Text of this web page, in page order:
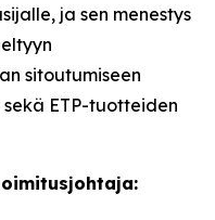
ja sen menestys
sitoutumiseen
ETP-tuotteiden